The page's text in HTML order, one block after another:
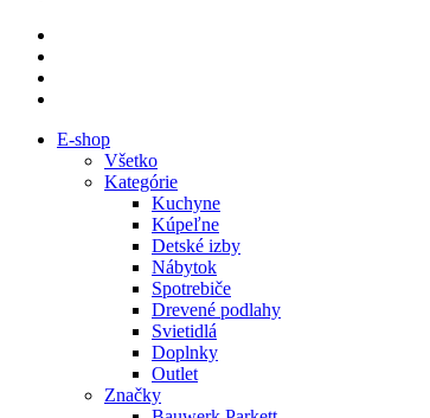
E-shop
Všetko
Kategórie
Kuchyne
Kúpeľne
Detské izby
Nábytok
Spotrebiče
Drevené podlahy
Svietidlá
Doplnky
Outlet
Značky